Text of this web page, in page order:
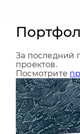
За последний
проектов.
Посмотрите